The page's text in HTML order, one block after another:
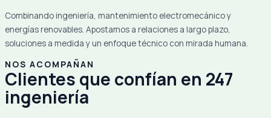
Combinando ingeniería, mantenimiento electromecánico y
energías renovables. Apostamos a relaciones a largo plazo,
soluciones a medida y un enfoque técnico con mirada humana.
NOS ACOMPAÑAN
Clientes que confían en 247
ingeniería